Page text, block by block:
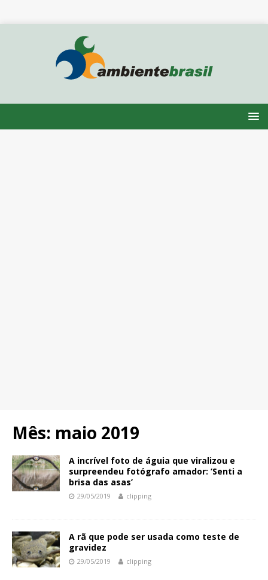
Mês: maio 2019
A incrível foto de águia que viralizou e
surpreendeu fotógrafo amador: ‘Senti a
brisa das asas’
29/05/2019 clipping
A rã que pode ser usada como teste de
gravidez
29/05/2019 clipping